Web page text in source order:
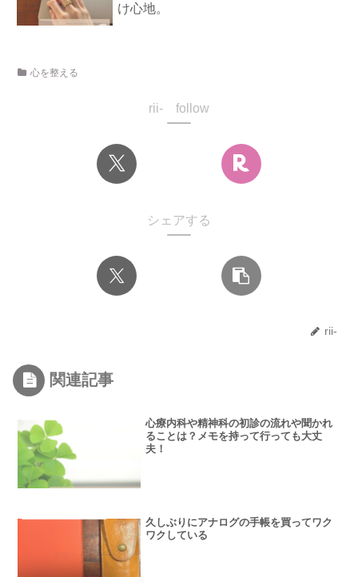
け心地。
心を整える
rii- follow
シェアする
rii-
関連記事
心療内科や精神科の初診の流れや聞かれ
ることは？メモを持って行っても大丈
夫！
久しぶりにアナログの手帳を買ってワク
ワクしている